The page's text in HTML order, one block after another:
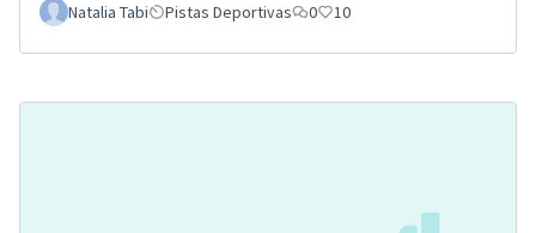
Natalia Tabi Pistas Deportivas 0 10